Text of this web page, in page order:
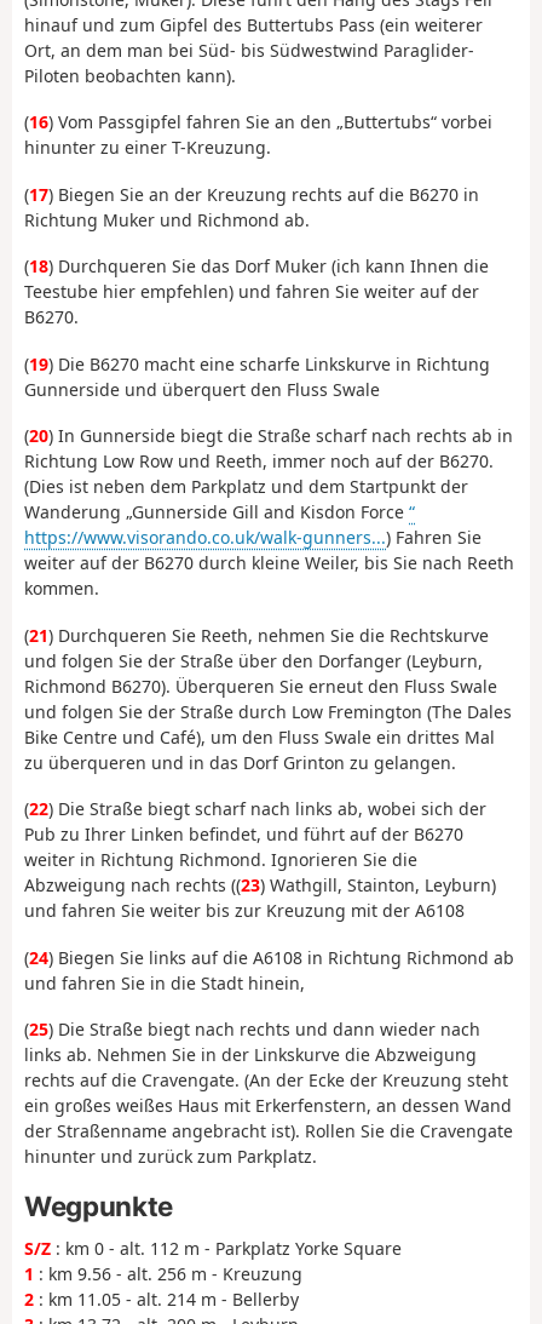
hinauf und zum Gipfel des Buttertubs Pass (ein weiterer
Ort, an dem man bei Süd- bis Südwestwind Paraglider-
Piloten beobachten kann).
(16) Vom Passgipfel fahren Sie an den „Buttertubs“ vorbei
hinunter zu einer T-Kreuzung.
(17) Biegen Sie an der Kreuzung rechts auf die B6270 in
Richtung Muker und Richmond ab.
(18) Durchqueren Sie das Dorf Muker (ich kann Ihnen die
Teestube hier empfehlen) und fahren Sie weiter auf der
B6270.
(19) Die B6270 macht eine scharfe Linkskurve in Richtung
Gunnerside und überquert den Fluss Swale
(20) In Gunnerside biegt die Straße scharf nach rechts ab in
Richtung Low Row und Reeth, immer noch auf der B6270.
(Dies ist neben dem Parkplatz und dem Startpunkt der
Wanderung „Gunnerside Gill and Kisdon Force “
https://www.visorando.co.uk/walk-gunners...) Fahren Sie
weiter auf der B6270 durch kleine Weiler, bis Sie nach Reeth
kommen.
(21) Durchqueren Sie Reeth, nehmen Sie die Rechtskurve
und folgen Sie der Straße über den Dorfanger (Leyburn,
Richmond B6270). Überqueren Sie erneut den Fluss Swale
und folgen Sie der Straße durch Low Fremington (The Dales
Bike Centre und Café), um den Fluss Swale ein drittes Mal
zu überqueren und in das Dorf Grinton zu gelangen.
(22) Die Straße biegt scharf nach links ab, wobei sich der
Pub zu Ihrer Linken befindet, und führt auf der B6270
weiter in Richtung Richmond. Ignorieren Sie die
Abzweigung nach rechts ((23) Wathgill, Stainton, Leyburn)
und fahren Sie weiter bis zur Kreuzung mit der A6108
(24) Biegen Sie links auf die A6108 in Richtung Richmond ab
und fahren Sie in die Stadt hinein,
(25) Die Straße biegt nach rechts und dann wieder nach
links ab. Nehmen Sie in der Linkskurve die Abzweigung
rechts auf die Cravengate. (An der Ecke der Kreuzung steht
ein großes weißes Haus mit Erkerfenstern, an dessen Wand
der Straßenname angebracht ist). Rollen Sie die Cravengate
hinunter und zurück zum Parkplatz.
Wegpunkte
S/Z : km 0 - alt. 112 m - Parkplatz Yorke Square
1 : km 9.56 - alt. 256 m - Kreuzung
2 : km 11.05 - alt. 214 m - Bellerby